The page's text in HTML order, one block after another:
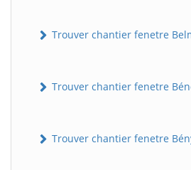
Trouver chantier fenetre
Trouver chantier fenetre
Trouver chantier fenetre